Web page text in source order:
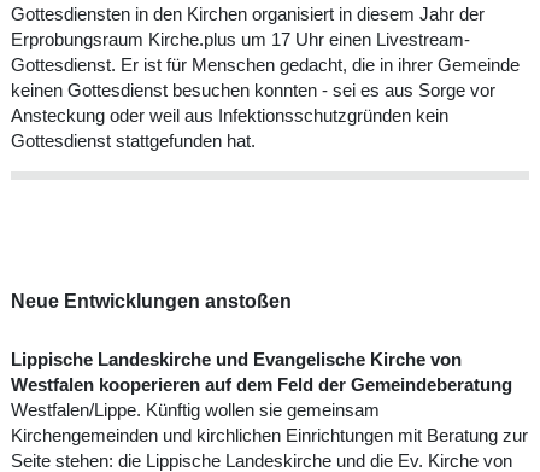
Gottesdiensten in den Kirchen organisiert in diesem Jahr der
Erprobungsraum Kirche.plus um 17 Uhr einen Livestream-
Gottesdienst. Er ist für Menschen gedacht, die in ihrer Gemeinde
keinen Gottesdienst besuchen konnten - sei es aus Sorge vor
Ansteckung oder weil aus Infektionsschutzgründen kein
Gottesdienst stattgefunden hat.
Neue Entwicklungen anstoßen
Lippische Landeskirche und Evangelische Kirche von
Westfalen kooperieren auf dem Feld der Gemeindeberatung
Westfalen/Lippe. Künftig wollen sie gemeinsam
Kirchengemeinden und kirchlichen Einrichtungen mit Beratung zur
Seite stehen: die Lippische Landeskirche und die Ev. Kirche von